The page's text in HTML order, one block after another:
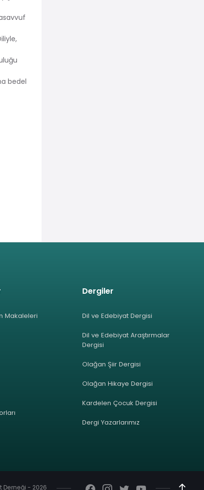
bedel
Makaleleri
Dergiler
Dil ve Edebiyat Dergisi
Dil ve Edebiyat Araştırmalar
Dergisi
Olağan Şiir Dergisi
Olağan Hikaye Dergisi
Kardelen Çocuk Dergisi
Dergi Yazarlarımız
Derneği - 2026